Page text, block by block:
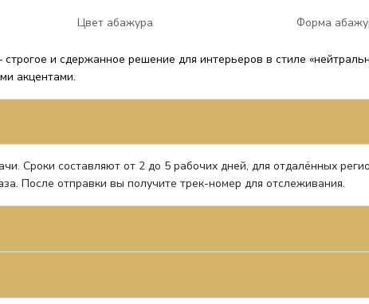
Цвет абажура Форма
и сдержанное решение для интерьеров в стиле
акцентами.
Сроки составляют от 2 до 5 рабочих дней, для отдалённых
После отправки вы получите трек-номер для отслеживания.